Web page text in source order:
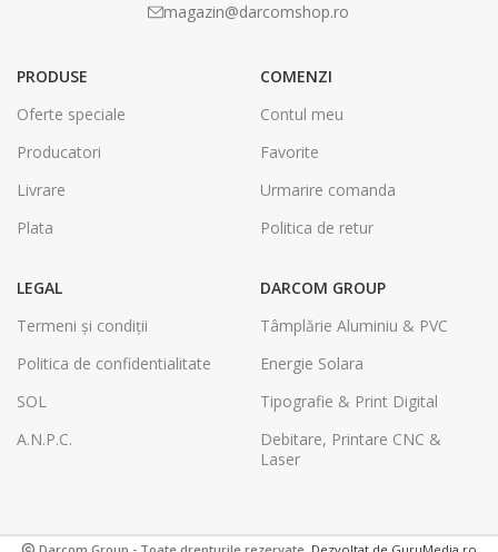
magazin@darcomshop.ro
PRODUSE
Oferte speciale
Producatori
Livrare
Plata
COMENZI
Contul meu
Favorite
Urmarire comanda
Politica de retur
LEGAL
Termeni și condiții
Politica de confidentialitate
SOL
A.N.P.C.
DARCOM GROUP
Tâmplărie Aluminiu & PVC
Energie Solara
Tipografie & Print Digital
Debitare, Printare CNC &
Laser